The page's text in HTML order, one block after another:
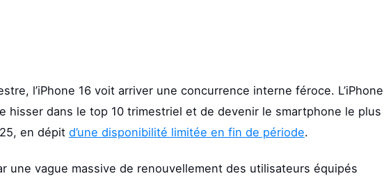
l’iPhone 16 voit arriver une concurrence interne féroce. L’iPhone
hisser dans le top 10 trimestriel et de devenir le smartphone le plus
en dépit d’une disponibilité limitée en fin de période.
une vague massive de renouvellement des utilisateurs équipés